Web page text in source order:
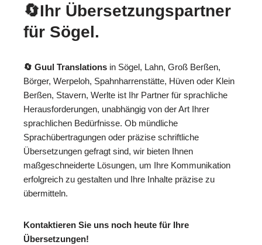
🔄Ihr Übersetzungspartner
für Sögel.
🔄 Guul Translations in Sögel, Lahn, Groß Berßen,
Börger, Werpeloh, Spahnharrenstätte, Hüven oder Klein
Berßen, Stavern, Werlte ist Ihr Partner für sprachliche
Herausforderungen, unabhängig von der Art Ihrer
sprachlichen Bedürfnisse. Ob mündliche
Sprachübertragungen oder präzise schriftliche
Übersetzungen gefragt sind, wir bieten Ihnen
maßgeschneiderte Lösungen, um Ihre Kommunikation
erfolgreich zu gestalten und Ihre Inhalte präzise zu
übermitteln.
Kontaktieren Sie uns noch heute für Ihre
Übersetzungen!